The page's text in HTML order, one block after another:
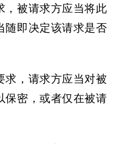
，被请求方应当将此
随即决定该请求是否
，请求方应当对被
保密，或者仅在被请